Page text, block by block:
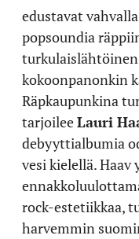
edustavat
popsoundia
turkulaislähtöinen
kokoonpanonkin
Räpkaupunkina
tarjoileeLauri
debyyttialbumia
vesi kielellä. Haav
rock-estetiikkaa,
harvemmin